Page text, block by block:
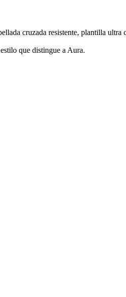
cruzada resistente, plantilla ultra
que distingue a Aura.